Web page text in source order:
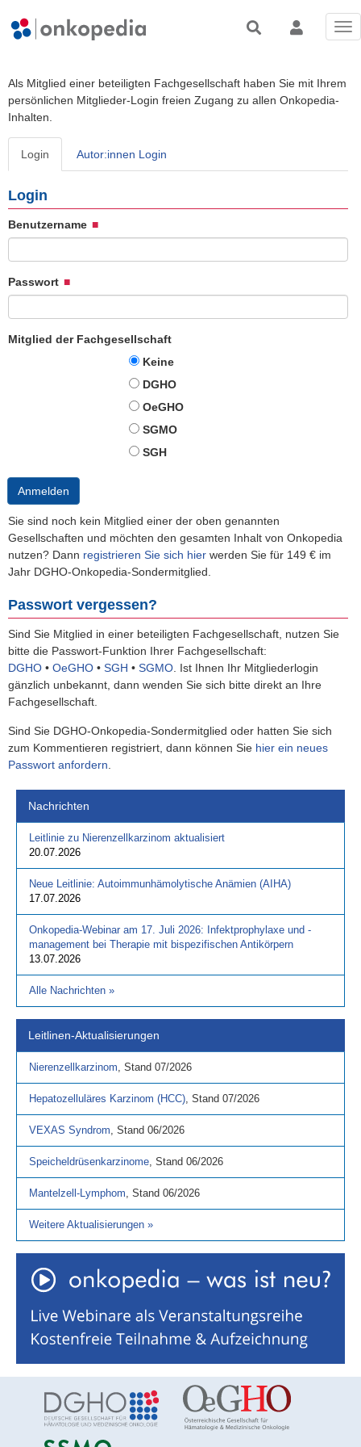
Als Mitglied einer beteiligten Fachgesellschaft haben Sie mit Ihrem
persönlichen Mitglieder-Login freien Zugang zu allen Onkopedia-
Inhalten.
Login Autor:innen Login
Login
Benutzername
Passwort
Mitglied der Fachgesellschaft
Keine
DGHO
OeGHO
SGMO
SGH
Anmelden
Sie sind noch kein Mitglied einer der oben genannten
Gesellschaften und möchten den gesamten Inhalt von Onkopedia
nutzen? Dann registrieren Sie sich hier werden Sie für 149 € im
Jahr DGHO-Onkopedia-Sondermitglied.
Passwort vergessen?
Sind Sie Mitglied in einer beteiligten Fachgesellschaft, nutzen Sie
bitte die Passwort-Funktion Ihrer Fachgesellschaft:
DGHO • OeGHO • SGH • SGMO Ist Ihnen Ihr Mitgliederlogin
gänzlich unbekannt, dann wenden Sie sich bitte direkt an Ihre
Fachgesellschaft.
Sind Sie DGHO-Onkopedia-Sondermitglied oder hatten Sie sich
zum Kommentieren registriert, dann können Sie hier ein neues
Passwort anfordern
Nachrichten
Leitlinie zu Nierenzellkarzinom aktualisiert
20.07.2026
Neue Leitlinie: Autoimmunhämolytische Anämien (AIHA)
17.07.2026
Onkopedia-Webinar am 17. Juli 2026: Infektprophylaxe und -
management bei Therapie mit bispezifischen Antikörpern
13.07.2026
Alle Nachrichten »
Leitlinen-Aktualisierungen
Nierenzellkarzinom, Stand 07/2026
Hepatozelluläres Karzinom (HCC), Stand 07/2026
VEXAS Syndrom, Stand 06/2026
Speicheldrüsenkarzinome, Stand 06/2026
Mantelzell-Lymphom, Stand 06/2026
Weitere Aktualisierungen »